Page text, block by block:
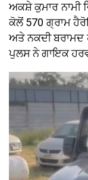
ਅਕਸ਼ੇ ਕੁਮਾਰ ਨਾਮੀ
ਕੋਲੋਂ 570 ਗ੍ਰਾਮ
ਅਤੇ ਨਕਦੀ ਬਰਾਮਦ
ਪੁਲਸ ਨੇ ਗਾਇਕ